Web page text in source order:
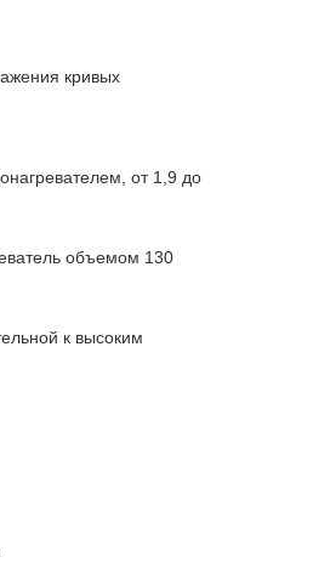
кривых
от 1,9 до
объемом 130
к высоким